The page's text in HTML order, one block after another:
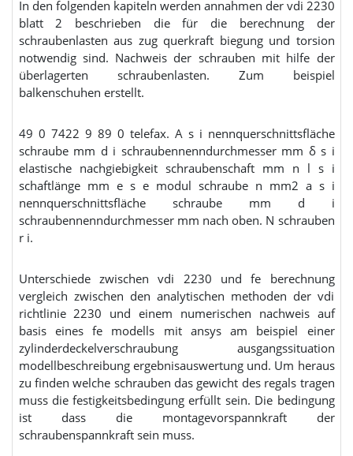
In den folgenden kapiteln werden annahmen der vdi 2230
blatt 2 beschrieben die für die berechnung der
schraubenlasten aus zug querkraft biegung und torsion
notwendig sind. Nachweis der schrauben mit hilfe der
überlagerten schraubenlasten. Zum beispiel
balkenschuhen erstellt.
49 0 7422 9 89 0 telefax. A s i nennquerschnittsfläche
schraube mm d i schraubennenndurchmesser mm δ s i
elastische nachgiebigkeit schraubenschaft mm n l s i
schaftlänge mm e s e modul schraube n mm2 a s i
nennquerschnittsfläche schraube mm d i
schraubennenndurchmesser mm nach oben. N schrauben
r i.
Unterschiede zwischen vdi 2230 und fe berechnung
vergleich zwischen den analytischen methoden der vdi
richtlinie 2230 und einem numerischen nachweis auf
basis eines fe modells mit ansys am beispiel einer
zylinderdeckelverschraubung ausgangssituation
modellbeschreibung ergebnisauswertung und. Um heraus
zu finden welche schrauben das gewicht des regals tragen
muss die festigkeitsbedingung erfüllt sein. Die bedingung
ist dass die montagevorspannkraft der
schraubenspannkraft sein muss.